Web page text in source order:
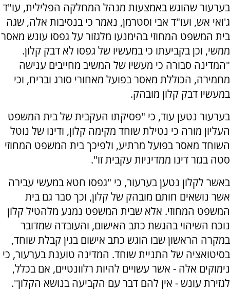
בערעור שהוגש באמצעות מנהל המחלקה הפלילית, עו"ד
ג'ואי אש, ועו"ד אבי וסטרמן, נאמר כי בנסיבות אלה, שגה
בית המשפט המחוזי בהימנעו מלגזור על גפסו עונש מאסר
ממשי, וכן בקביעתו כי במעשיו של גפסו לא דבק קלון.
"המדינה סבורה כי מעשיו של המשיב מחייבים ענישה
מחמירה, הכוללת מאסר בפועל מאחורי סורג ובריח, וכי
במעשיו דבק קלון מובהק.
בערעור נטען עוד, כי "פסיקתו העקבית של בית המשפט
העליון מורה כי נטילת שוחד מקימה קלון, ודינו של נוטל
השוחד מאסר בפועל מרתיע, ולפיכך בית המשפט המחוזי
סטה בגזר דינו ממדיניות עקבית זו''.
באשר לקלון נטען בערעור, כי "גפסו חטא במעשי עבירה
אשר נושאים חותם מובהק של קלון, וכך סבר גם בית
המשפט המחוזי. אלא שבית המשפט נמנע מלהטיל קלון
נוכח השיהוי בהגשת כתב האישום, והעובדה שמדובר
במקרה הראשון שבו הוגש כתב אישום בגין קבלת שוחד,
בסיטואציה של התניית שוחד. המדינה טוענת בערעור, כי
נימוקים אלה - אשר עשויים להיות רלוונטיים, אם בכלל,
לגזירת עונש - אין להם דבר עם הקביעה בנושא הקלון''.